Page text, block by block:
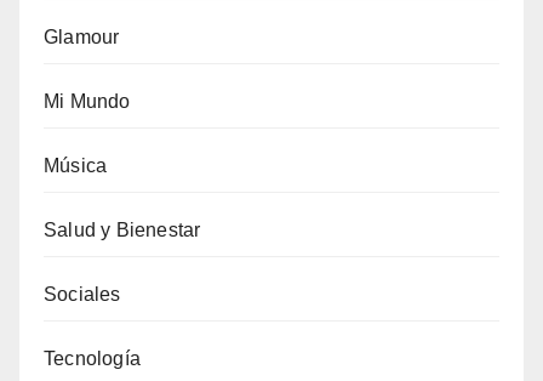
Glamour
Mi Mundo
Música
Salud y Bienestar
Sociales
Tecnología